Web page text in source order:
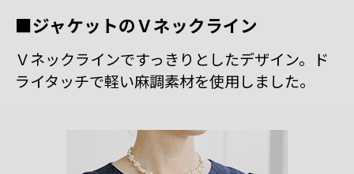
■ジャケットのＶネックライン
Ｖネックラインですっきりとしたデザイン。ド
ライタッチで軽い麻調素材を使用しました。